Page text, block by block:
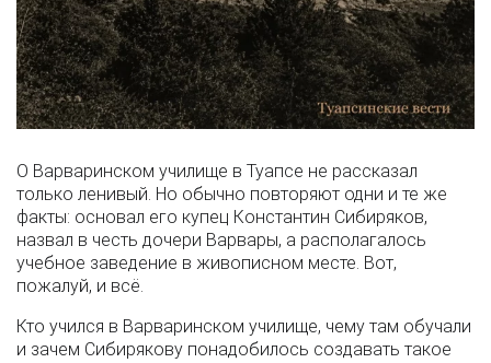
О Варваринском училище в Туапсе не рассказал
только ленивый. Но обычно повторяют одни и те же
факты: основал его купец Константин Сибиряков,
назвал в честь дочери Варвары, а располагалось
учебное заведение в живописном месте. Вот,
пожалуй, и всё.
Кто учился в Варваринском училище, чему там обучали
и зачем Сибирякову понадобилось создавать такое